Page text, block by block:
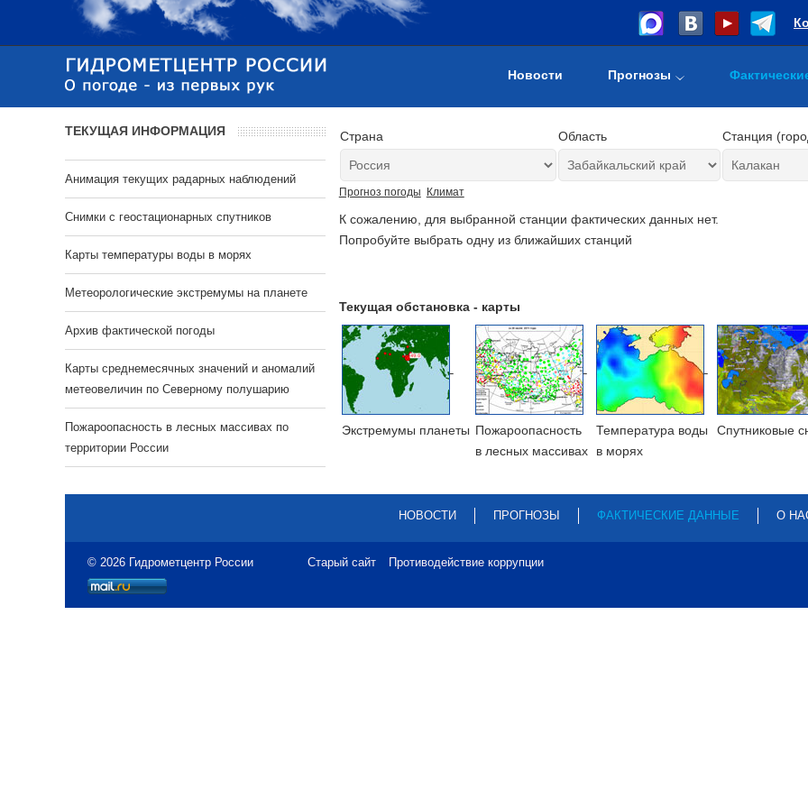
Новости Прогнозы
Страна Область Станция
Прогноз погоды Климат
К сожалению, для выбранной станции фактических данных нет.
Попробуйте выбрать одну из ближайших станций
Текущая обстановка - карты
Экстремумы планеты Пожароопасность
в лесных массивах
Температура воды
в морях
Cпутниковые
ТЕКУЩАЯ ИНФОРМАЦИЯ
Анимация текущих радарных наблюдений
Cнимки с геостационарных спутников
Карты температуры воды в морях
Метеорологические экстремумы на планете
Архив фактической погоды
Карты среднемесячных значений и аномалий
метеовеличин по Северному полушарию
Пожароопасность в лесных массивах по
территории России
НОВОСТИ ПРОГНОЗЫ ФАКТИЧЕСКИЕ ДАННЫЕ О
© 2026 Гидрометцентр России Старый сайт Противодействие коррупции